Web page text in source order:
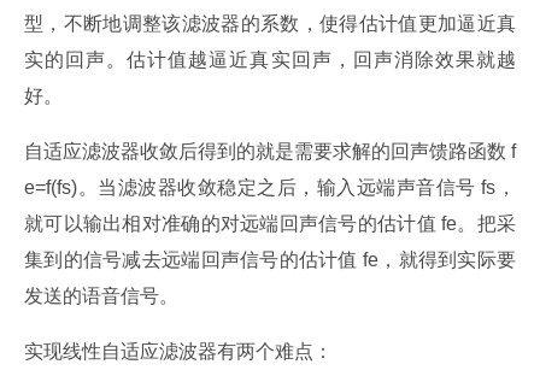
型，不断地调整该滤波器的系数，使得估计值更加逼近真
实的回声。估计值越逼近真实回声，回声消除效果就越
好。
自适应滤波器收敛后得到的就是需要求解的回声馈路函数 f
e=f(fs)。当滤波器收敛稳定之后，输入远端声音信号 fs，
就可以输出相对准确的对远端回声信号的估计值 fe。把采
集到的信号减去远端回声信号的估计值 fe，就得到实际要
发送的语音信号。
实现线性自适应滤波器有两个难点：